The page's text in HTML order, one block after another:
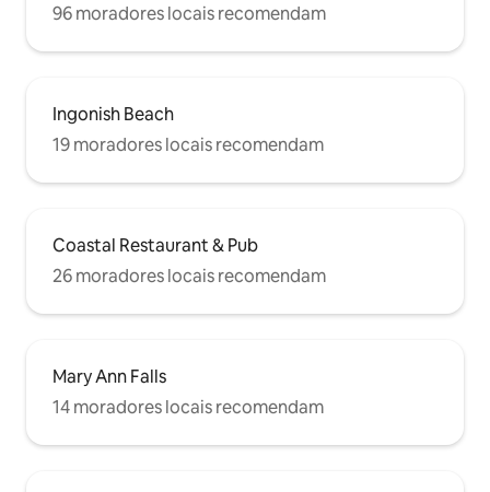
96 moradores locais recomendam
Ingonish Beach
19 moradores locais recomendam
Coastal Restaurant & Pub
26 moradores locais recomendam
Mary Ann Falls
14 moradores locais recomendam